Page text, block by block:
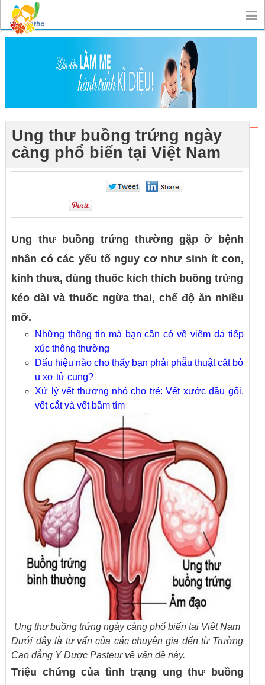
Ung thư buồng trứng ngày
càng phổ biến tại Việt Nam
0
Ung thư buồng trứng thường gặp ở bệnh
nhân có các yếu tố nguy cơ như sinh ít con,
kinh thưa, dùng thuốc kích thích buồng trứng
kéo dài và thuốc ngừa thai, chế độ ăn nhiều
mỡ.
Những thông tin mà bạn cần có về viêm da tiếp
xúc thông thường
Dấu hiệu nào cho thấy bạn phải phẫu thuật cắt bỏ
u xơ tử cung?
Xử lý vết thương nhỏ cho trẻ: Vết xước đầu gối,
vết cắt và vết bầm tím
Ung thư buồng trứng ngày càng phổ biến tại Việt Nam
Dưới đây là tư vấn của các chuyên gia đến từ Trường
Cao đẳng Y Dược Pasteur về vấn đề này.
Triệu chứng của tình trạng ung thư buồng